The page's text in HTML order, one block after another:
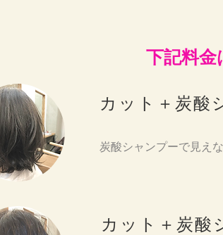
下記料金
カット＋炭酸
炭酸シャンプーで見え
カット＋炭酸